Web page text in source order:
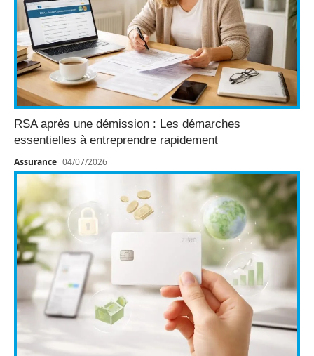
RSA après une démission : Les démarches
essentielles à entreprendre rapidement
Assurance 04/07/2026